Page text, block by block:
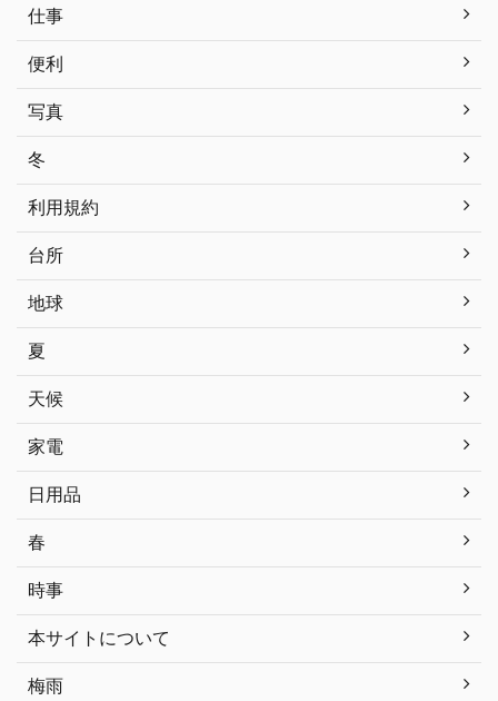
仕事
便利
写真
冬
利用規約
台所
地球
夏
天候
家電
日用品
春
時事
本サイトについて
梅雨